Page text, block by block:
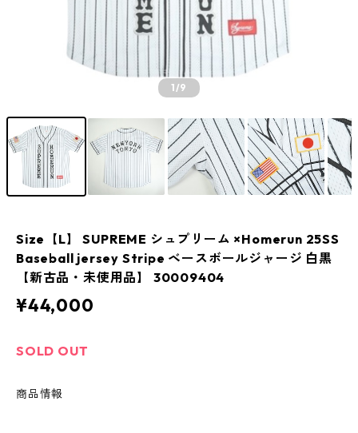
1/9
Size【L】 SUPREME シュプリーム ×Homerun 25SS
Baseball jersey Stripe ベースボールジャージ 白黒
【新古品・未使用品】 30009404
¥44,000
SOLD OUT
商品情報